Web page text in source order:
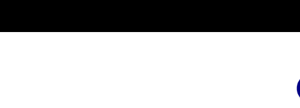
springen